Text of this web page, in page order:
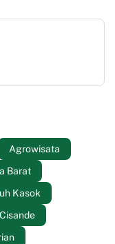
Agrowisata
Barat
Kasok